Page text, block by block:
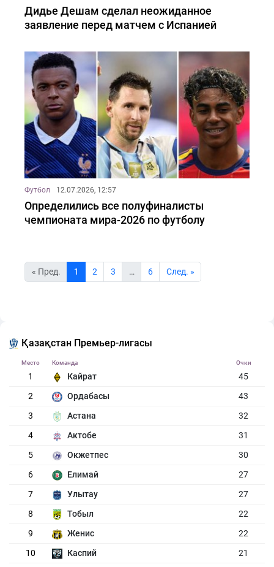
Дидье Дешам сделал неожиданное
заявление перед матчем с Испанией
Футбол 12.07.2026, 12:57
Определились все полуфиналисты
чемпионата мира-2026 по футболу
« Пред. 1 2 3 … 6 Cлед. »
Қазақстан Премьер-лигасы
Место Команда Очки
1 Кайрат
45
2
Ордабасы
43
3
Астана
32
4
Актобе
31
5
Окжетпес
30
6
Елимай
27
7
Улытау
27
8
Тобыл
22
9
Женис
22
10
Каспий
21